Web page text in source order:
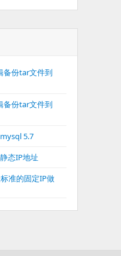
备份tar文件到
备份tar文件到
5.7
态IP地址
准的固定IP做